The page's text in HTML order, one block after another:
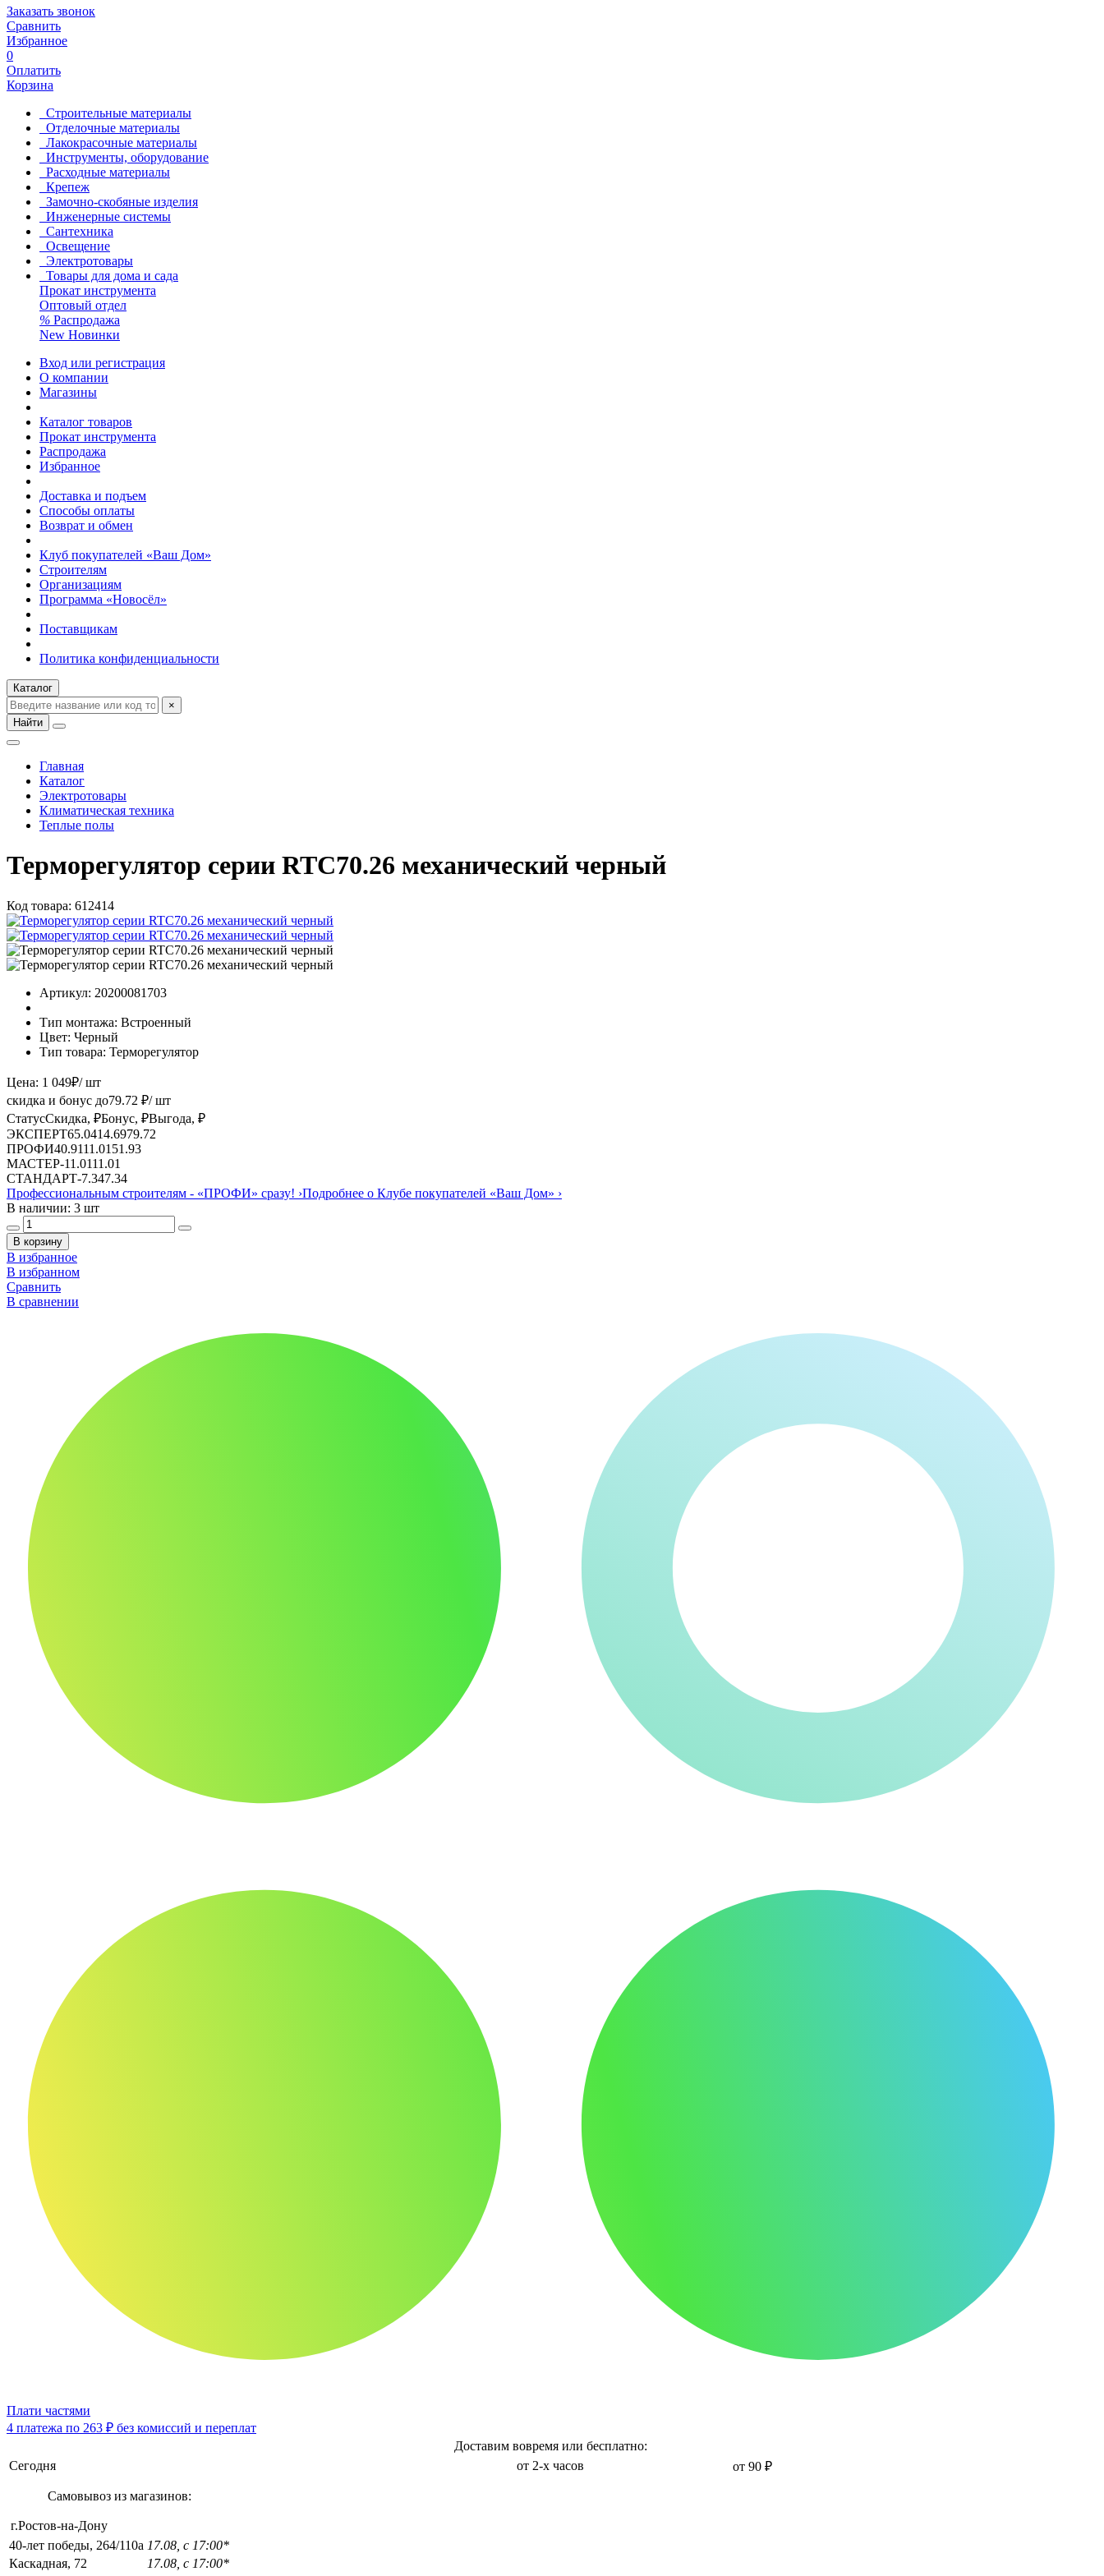
Заказать звонок
Сравнить
Избранное
0
Оплатить
Корзина
Строительные материалы
Отделочные материалы
Лакокрасочные материалы
Инструменты, оборудование
Расходные материалы
Крепеж
Замочно-скобяные изделия
Инженерные системы
Сантехника
Освещение
Электротовары
Товары для дома и сада
Прокат инструмента
Оптовый отдел
% Распродажа
New Новинки
Вход или регистрация
О компании
Магазины
Каталог товаров
Прокат инструмента
Распродажа
Избранное
Доставка и подъем
Способы оплаты
Возврат и обмен
Клуб покупателей «Ваш Дом»
Строителям
Организациям
Программа «Новосёл»
Поставщикам
Политика конфиденциальности
Каталог
×
Найти
Главная
Каталог
Электротовары
Климатическая техника
Теплые полы
Терморегулятор серии RTC70.26 механический черный
Код товара: 612414
Артикул: 20200081703
Тип монтажа: Встроенный
Цвет: Черный
Тип товара: Терморегулятор
Цена: 1 049₽/ шт
скидка и бонус до79.72 ₽/ шт
СтатусСкидка, ₽Бонус, ₽Выгода, ₽
ЭКСПЕРТ65.0414.6979.72
ПРОФИ40.9111.01 51.93
МАСТЕР-11.0111.01
СТАНДАРТ-7.347.34
Профессиональным строителям - «ПРОФИ» сразу! ›Подробнее о Клубе покупателей «Ваш Дом» ›
В наличии: 3 шт
В корзину
В избранное
В избранном
Сравнить
В сравнении
Плати частями
4 платежа по 263 ₽ без комиссий и переплат
Доставим вовремя или бесплатно:
Сегодня
от 2-х часов от 90 ₽
Самовывоз из магазинов:
г.Ростов-на-Дону
40-лет победы, 264/110а 17.08, с 17:00*
Каскадная, 72
17.08, с 17:00*